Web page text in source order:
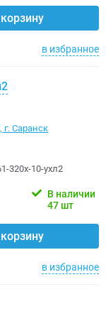
в избранное
Саранск
320х-10-ухл2
В наличии
47 шт
в избранное